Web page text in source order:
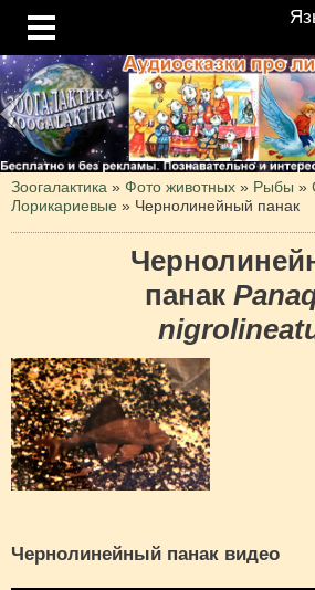
Зоогалактика » Фото животных » Рыбы »
Лорикариевые » Чернолинейный панак
панак
Чернолинейный панак видео